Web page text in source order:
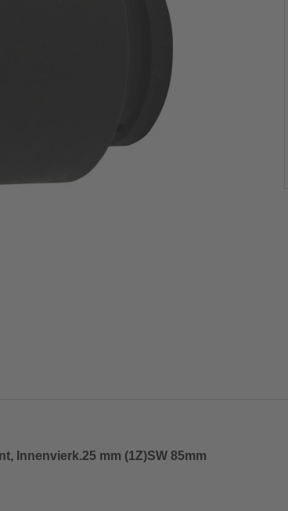
Innenvierk.25 mm (1Z)SW 85mm